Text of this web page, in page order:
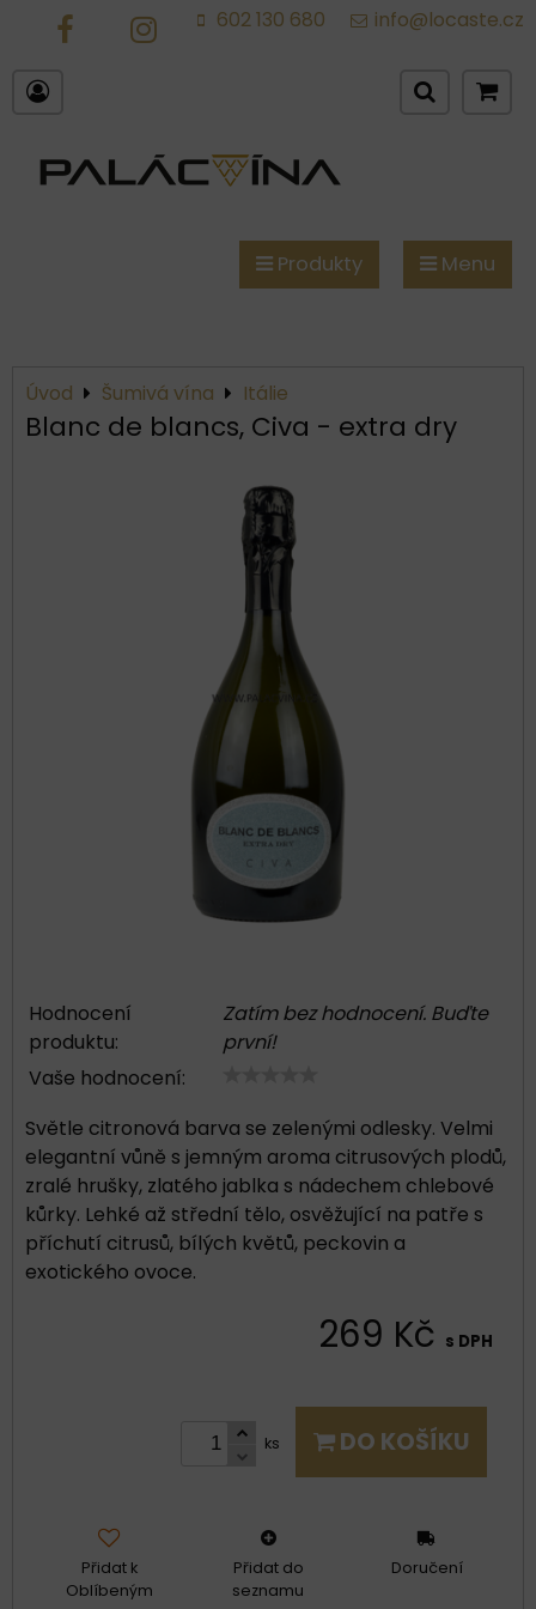
IG
602 130 680 info@locaste.cz
Produkty Menu
Úvod Šumivá vína Itálie
Blanc de blancs, Civa - extra dry
Hodnocení
produktu:
Zatím bez hodnocení. Buďte
první!
Vaše hodnocení:
Světle citronová barva se zelenými odlesky. Velmi
elegantní vůně s jemným aroma citrusových plodů,
zralé hrušky, zlatého jablka s nádechem chlebové
kůrky. Lehké až střední tělo, osvěžující na patře s
příchutí citrusů, bílých květů, peckovin a
exotického ovoce.
269 Kč s DPH
ks DO KOŠÍKU
Přidat k
Oblíbeným
Přidat do
seznamu
Doručení